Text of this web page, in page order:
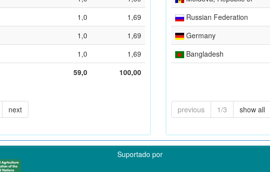
1,0
1,69
1,0
1,69
1,0
1,69
59,0
100,00
next
Russian Federation
Germany
Bangladesh
previous 1/3 show all
Suportado por